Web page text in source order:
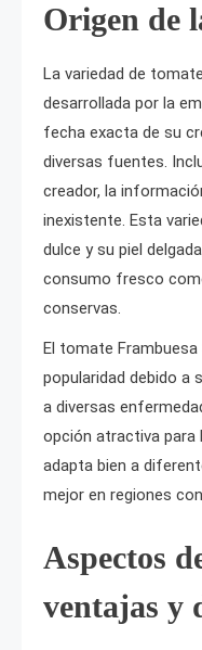
Origen de
La variedad de
desarrollada por la
fecha exacta de su
diversas fuentes.
creador, la
inexistente. Esta
dulce y su piel
consumo fresco
conservas.
El tomate
popularidad debido a
a diversas
opción atractiva para
adapta bien a
mejor en regiones
Aspectos
ventajas y